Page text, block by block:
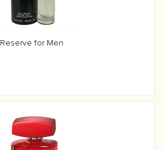
Reserve for Men